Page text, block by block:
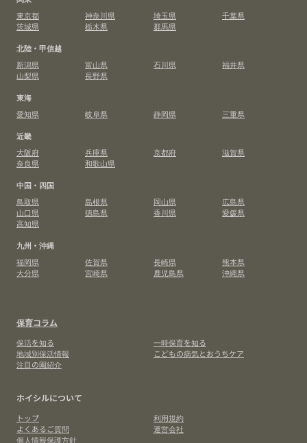
東京都
神奈川県 埼玉県
千葉県
茨城県
栃木県
群馬県
北陸・甲信越
新潟県
富山県 石川県
福井県
山梨県
長野県
東海
愛知県
岐阜県 静岡県
三重県
近畿
大阪府
兵庫県 京都府
滋賀県
奈良県
和歌山県
中国・四国
鳥取県
島根県 岡山県
広島県
山口県
徳島県 香川県
愛媛県
高知県
九州・沖縄
福岡県
佐賀県 長崎県
熊本県
大分県
宮崎県 鹿児島県 沖縄県
保育コラム
保活を知る
一時保育を知る
地域別保活情報
こどもの病気とおうちケア
注目の園紹介
ホイシルについて
トップ
利用規約
よくあるご質問
運営会社
個人情報保護方針